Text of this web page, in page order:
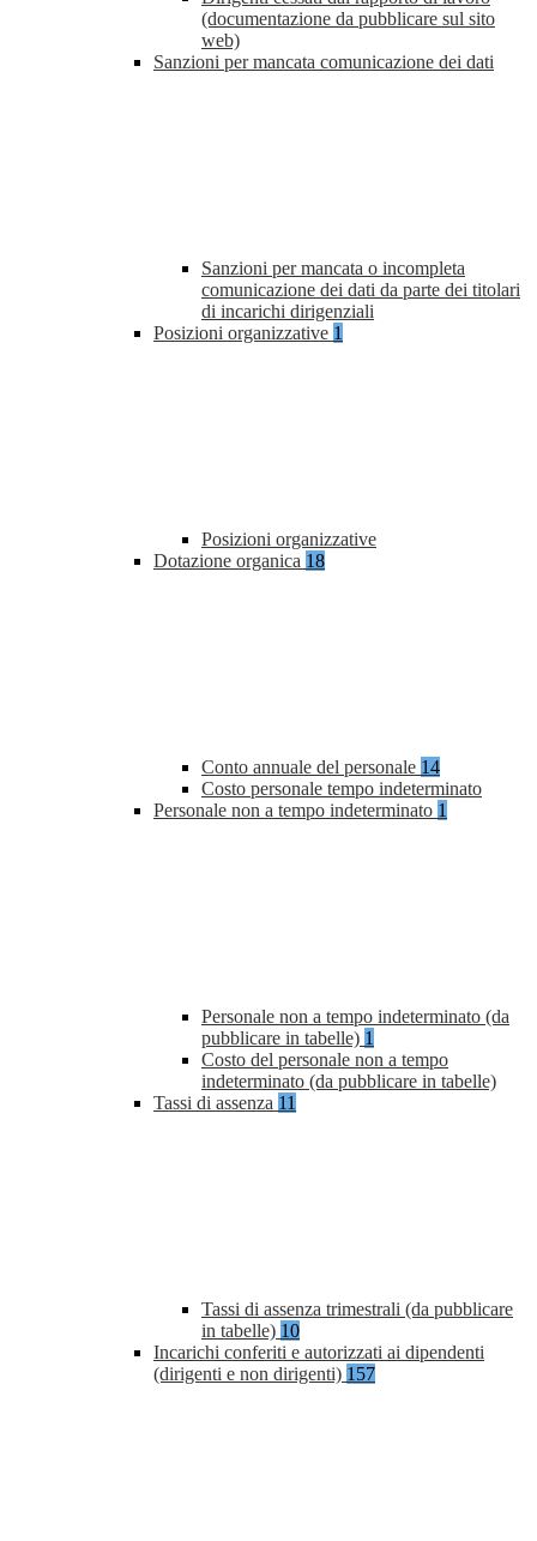
(documentazione da pubblicare sul sito
web)
Sanzioni per mancata comunicazione dei dati
Sanzioni per mancata o incompleta
comunicazione dei dati da parte dei titolari
di incarichi dirigenziali
Posizioni organizzative 1
Posizioni organizzative
Dotazione organica 18
Conto annuale del personale 14
Costo personale tempo indeterminato
Personale non a tempo indeterminato 1
Personale non a tempo indeterminato (da
pubblicare in tabelle) 1
Costo del personale non a tempo
indeterminato (da pubblicare in tabelle)
Tassi di assenza 11
Tassi di assenza trimestrali (da pubblicare
in tabelle) 10
Incarichi conferiti e autorizzati ai dipendenti
(dirigenti e non dirigenti) 157